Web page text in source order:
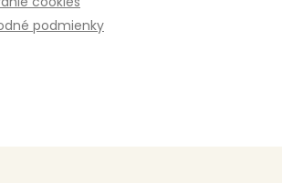
podmienky